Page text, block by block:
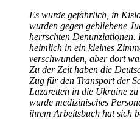
Es wurde gefährlich, in
wurden gegen gebliebene
herrschten
heimlich in ein kleines
verschwunden, aber dort
Zu der Zeit haben die
Zug für den Transport der
Lazaretten in die Ukraine
wurde medizinisches
ihrem Arbeitsbuch hat sich